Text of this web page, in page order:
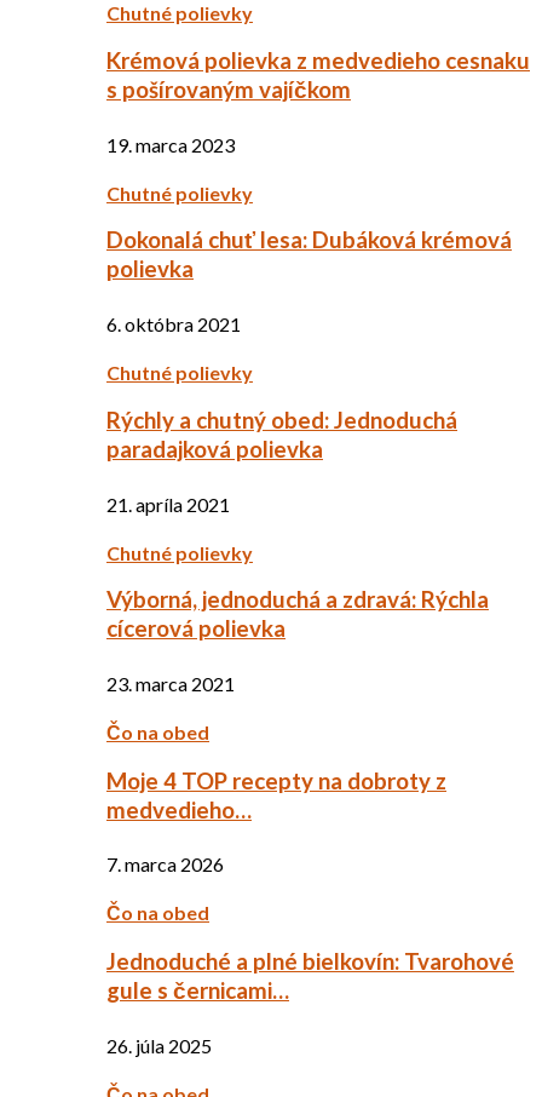
Chutné polievky
Krémová polievka z medvedieho cesnaku
s pošírovaným vajíčkom
19. marca 2023
Chutné polievky
Dokonalá chuť lesa: Dubáková krémová
polievka
6. októbra 2021
Chutné polievky
Rýchly a chutný obed: Jednoduchá
paradajková polievka
21. apríla 2021
Chutné polievky
Výborná, jednoduchá a zdravá: Rýchla
cícerová polievka
23. marca 2021
Čo na obed
Moje 4 TOP recepty na dobroty z
medvedieho…
7. marca 2026
Čo na obed
Jednoduché a plné bielkovín: Tvarohové
gule s černicami…
26. júla 2025